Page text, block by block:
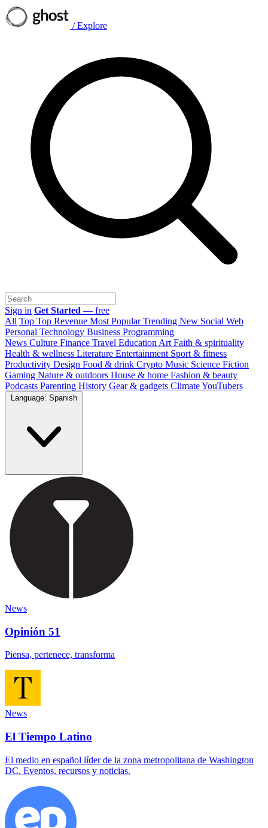
/ Explore
Sign in Get Started — free
All Top Top Revenue Most PopularTrending New Social Web
Personal Technology Business Programming
News Culture Finance Travel Education Art Faith & spirituality
Health & wellness Literature Entertainment Sport & fitness
Productivity Design Food & drink Crypto Music Science Fiction
Gaming Nature & outdoors House & home Fashion & beauty
Podcasts Parenting History Gear & gadgets ClimateYouTubers
Language: Spanish
News
Opinión 51
Piensa, pertenece, transforma
News
El Tiempo Latino
El medio en español líder de la zona metropolitana de Washington
DC. Eventos, recursos y noticias.